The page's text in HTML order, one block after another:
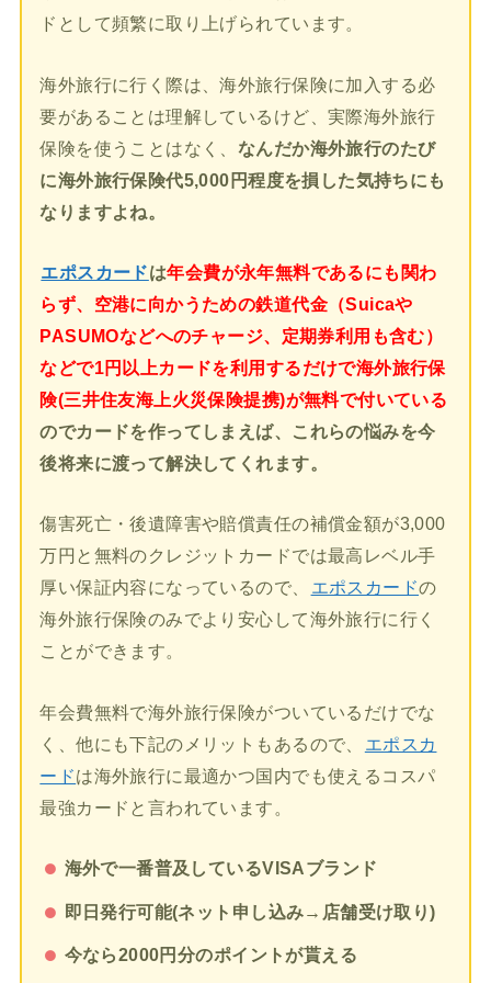
ドとして頻繁に取り上げられています。
海外旅行に行く際は、海外旅行保険に加入する必
要があることは理解しているけど、実際海外旅行
保険を使うことはなく、 なんだか海外旅行のたび
に海外旅行保険代5,000円程度を損した気持ちにも
なりますよね。
エポスカードは年会費が永年無料であるにも関わ
らず、空港に向かうための鉄道代金（Suicaや
PASUMOなどへのチャージ、定期券利用も含む）
などで1円以上カードを利用するだけで海外旅行保
険(三井住友海上火災保険提携)が無料で付いている
のでカードを作ってしまえば、これらの悩みを今
後将来に渡って解決してくれます。
傷害死亡・後遺障害や賠償責任の補償金額が3,000
万円と無料のクレジットカードでは最高レベル手
厚い保証内容になっているので、
エポスカードの
海外旅行保険のみでより安心して海外旅行に行く
ことができます。
年会費無料で海外旅行保険がついているだけでな
く、他にも下記のメリットもあるので、
エポスカ
ードは海外旅行に最適かつ国内でも使えるコスパ
最強カードと言われています。
海外で一番普及しているVISAブランド
即日発行可能(ネット申し込み→店舗受け取り)
今なら2000円分のポイントが貰える